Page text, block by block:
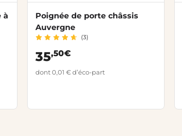
à
Poignée de porte châssis
Auvergne
(3)
35,50€
dont 0,01 € d’éco-part